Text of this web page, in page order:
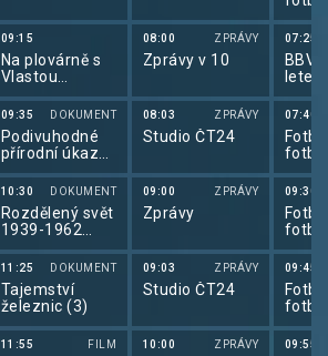
09:15
Na plovárně s
Vlastou
Průchovou
09:35 DOKUMENT
Podivuhodné
přírodní úkazy
(1/2)
10:30 DOKUMENT
Rozdělený svět
1939-1962
(2/6)
11:25 DOKUMENT
Tajemství
železnic (3)
11:55 FILM
08:00 ZPRÁVY
Zprávy v 10
08:03 ZPRÁVY
Studio ČT24
09:00 ZPRÁVY
Zprávy
09:03 ZPRÁVY
Studio ČT24
10:00 ZPRÁVY
2026
07:25
BBV
07:40
2026
09:30
2026
09:45
2026
09:55